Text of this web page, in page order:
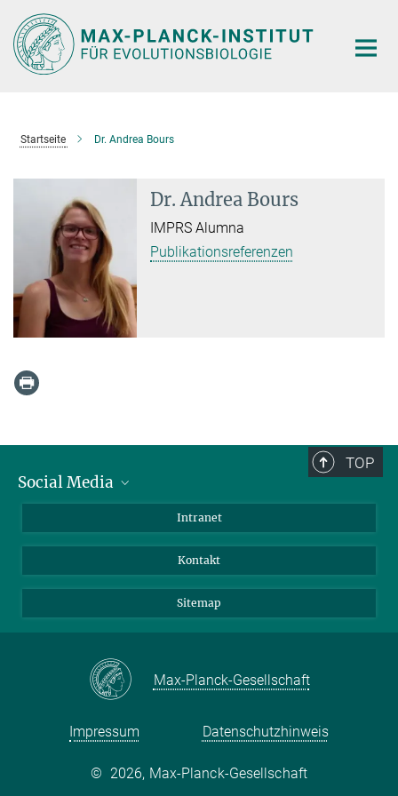
Hauptinhalt
Startseite Dr. Andrea Bours
Dr. Andrea Bours
IMPRS Alumna
Publikationsreferenzen
TOP
Social Media
Intranet
Kontakt
Sitemap
Max-Planck-Gesellschaft
Impressum Datenschutzhinweis
© 2026, Max-Planck-Gesellschaft